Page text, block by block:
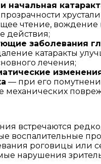
начальная
чтение, вождение
действия;
заболевания
катаракты
лечения;
— при его
механических
встречаются
воспалительные
роговицы или
нарушения